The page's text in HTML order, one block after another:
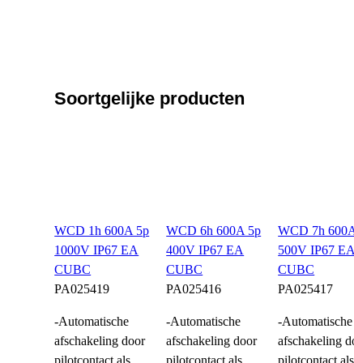
Soortgelijke producten
WCD 1h 600A 5p
1000V IP67 EA
CUBC
PA025419
-Automatische
afschakeling door
pilotcontact als
WCD 6h 600A 5p
400V IP67 EA
CUBC
PA025416
-Automatische
afschakeling door
pilotcontact als
WCD 7h
500V IP67 EA
CUBC
PA025417
-Automatische
afschakeling
pilotcontact als